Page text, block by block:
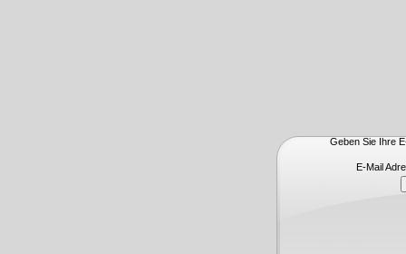
Geben Sie Ihre
E-Mail